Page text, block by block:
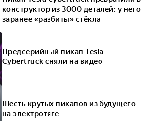
конструктор из 3000 деталей: у него
заранее «разбиты» стёкла
Предсерийный пикап Tesla
Cybertruck сняли на видео
Шесть крутых пикапов из будущего
на электротяге